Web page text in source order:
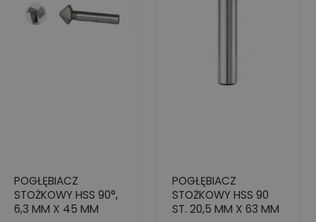
POGŁĘBIACZ
STOŻKOWY HSS 90°,
6,3 MM X 45 MM
POGŁĘBIACZ
STOŻKOWY HSS 90
ST. 20,5 MM X 63 MM